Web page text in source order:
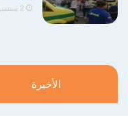
2 سبتمبر، 2024
الأخيرة